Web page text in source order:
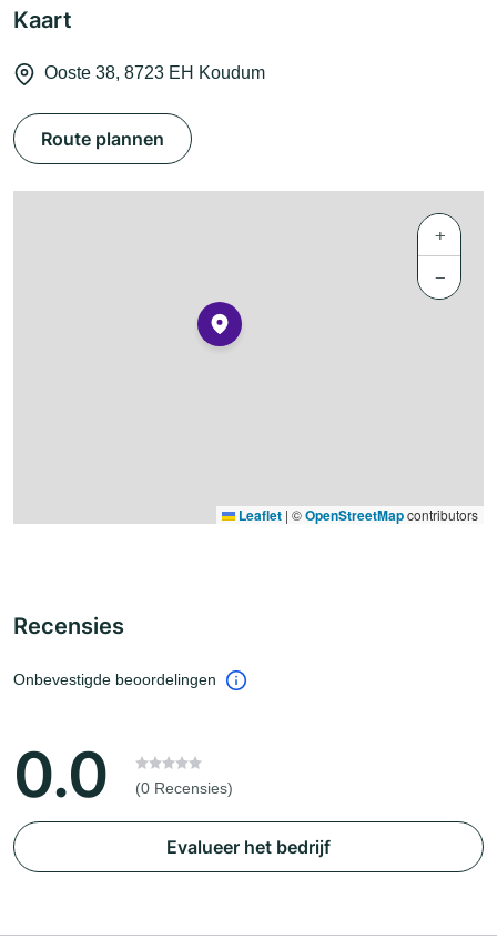
Kaart
Ooste 38, 8723 EH Koudum
Route plannen
+
−
Leaflet | ©OpenStreetMapcontributors
Recensies
Onbevestigde beoordelingen
0.0 (0 Recensies)
Evalueer het bedrijf